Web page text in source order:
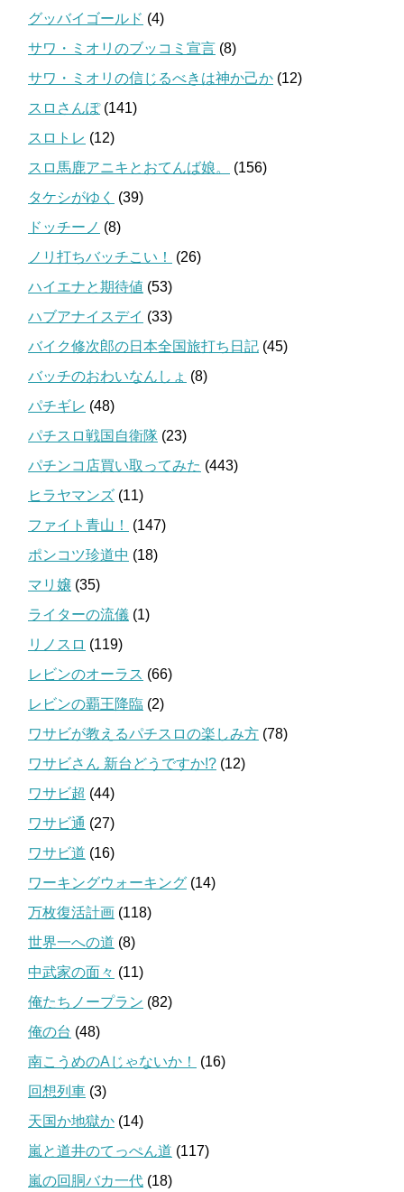
グッバイゴールド (4)
サワ・ミオリのブッコミ宣言 (8)
サワ・ミオリの信じるべきは神か己か (12)
スロさんぽ(141)
スロトレ (12)
スロ馬鹿アニキとおてんば娘。
(156)
タケシがゆく
(39)
ドッチーノ (8)
ノリ打ちバッチこい！
(26)
ハイエナと期待値 (53)
ハブアナイスデイ (33)
バイク修次郎の日本全国旅打ち日記 (45)
バッチのおわいなんしょ (8)
パチギレ (48)
パチスロ戦国自衛隊 (23)
パチンコ店買い取ってみた (443)
ヒラヤマンズ (11)
ファイト青山！
(147)
ポンコツ珍道中 (18)
マリ嬢 (35)
ライターの流儀 (1)
リノスロ (119)
レビンのオーラス (66)
レビンの覇王降臨 (2)
ワサビが教えるパチスロの楽しみ方 (78)
ワサビさん 新台どうですか!? (12)
ワサビ超 (44)
ワサビ通 (27)
ワサビ道 (16)
ワーキングウォーキング (14)
万枚復活計画 (118)
世界一への道 (8)
中武家の面々 (11)
俺たちノープラン (82)
俺の台 (48)
南こうめのAじゃないか！
(16)
回想列車 (3)
天国か地獄か (14)
嵐と道井のてっぺん道 (117)
嵐の回胴バカ一代 (18)